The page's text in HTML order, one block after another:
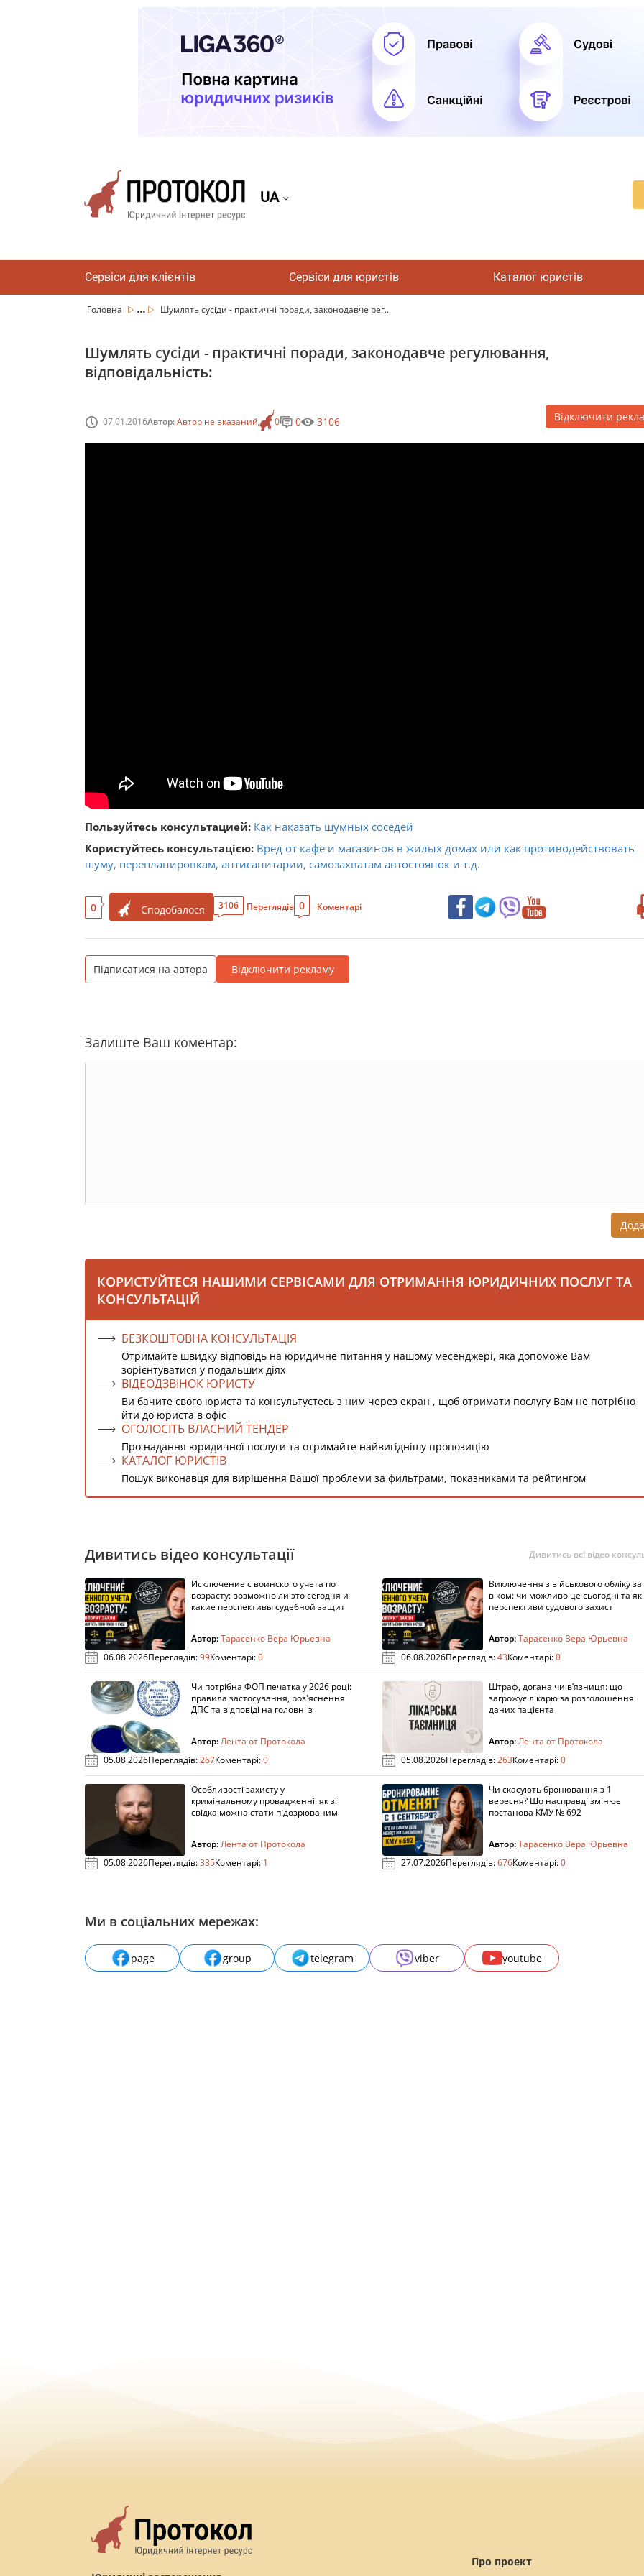
UA
Сервіси для клієнтів Сервіси для юристів Каталог юристів
Головна ... Шумлять сусіди - практичні поради, законодавче рег...
Шумлять сусіди - практичні поради, законодавче регулювання,
відповідальність:
07.01.2016Автор:Автор не вказаний 0 0 3106 Відключити
Пользуйтесь консультацией: Как наказать шумных соседей
Користуйтесь консультацією: Вред от кафе и магазинов в жилых домах или как противодействовать
шуму, перепланировкам, антисанитарии, самозахватам автостоянок и т.д.
0 Сподобалося 3106 Переглядів 0 Коментарі
Підписатися на автора Відключити рекламу
Залиште Ваш коментар:
КОРИСТУЙТЕСЯ НАШИМИ СЕРВІСАМИ ДЛЯ ОТРИМАННЯ ЮРИДИЧНИХ ПОСЛУГ ТА
КОНСУЛЬТАЦІЙ
БЕЗКОШТОВНА КОНСУЛЬТАЦІЯ
Отримайте швидку відповідь на юридичне питання у нашому месенджері, яка допоможе Вам
зорієнтуватися у подальших діях
ВІДЕОДЗВІНОК ЮРИСТУ
Ви бачите свого юриста та консультуєтесь з ним через екран , щоб отримати послугу Вам не потрібно
йти до юриста в офіс
ОГОЛОСІТЬ ВЛАСНИЙ ТЕНДЕР
Про надання юридичної послуги та отримайте найвигіднішу пропозицію
КАТАЛОГ ЮРИСТІВ
Пошук виконавця для вирішення Вашої проблеми за фильтрами, показниками та рейтингом
Дивитись відео консультації Дивитись всі відео
Исключение с воинского учета по
возрасту: возможно ли это сегодня и
какие перспективы судебной защит
Автор:Тарасенко Вера Юрьевна
06.08.2026Переглядів:99Коментарі:0
Виключення з військового обліку за
віком: чи можливо це сьогодні та які
перспективи судового захист
Автор:Тарасенко Вера Юрьевна
06.08.2026Переглядів:43Коментарі:0
Чи потрібна ФОП печатка у 2026 році:
правила застосування, роз'яснення
ДПС та відповіді на головні з
Автор:Лента от Протокола
05.08.2026Переглядів:267Коментарі:0
Штраф, догана чи в’язниця: що
загрожує лікарю за розголошення
даних пацієнта
Автор:Лента от Протокола
05.08.2026Переглядів:263Коментарі:0
Особливості захисту у
кримінальному провадженні: як зі
свідка можна стати підозрюваним
Автор:Лента от Протокола
05.08.2026Переглядів:335Коментарі: 1
Чи скасують бронювання з 1
вересня? Що насправді змінює
постанова КМУ № 692
Автор:Тарасенко Вера Юрьевна
27.07.2026Переглядів:676Коментарі:0
Ми в соціальних мережах:
page group telegram viber youtube
Про проект